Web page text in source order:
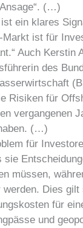
(…)
ein klares
Markt ist für
Auch Kerstin
des
Risiken für
vergangenen
(…)
für
sie
müssen,
Dies gilt
für
und